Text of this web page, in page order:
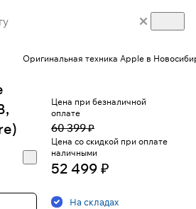
Оригинальная техника Apple в
Цена при безналичной
оплате
60 399 ₽
Цена со скидкой при оплате
наличными
52 499 ₽
На складах